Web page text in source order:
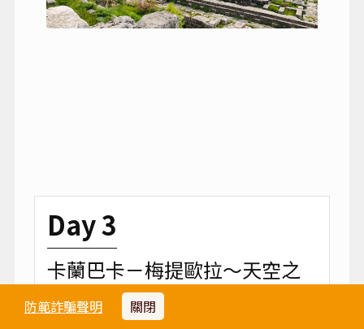
防範詐騙聲明 關閉
Day 3
卡蘭巴卡－梅提歐拉～天空之
城－雅典